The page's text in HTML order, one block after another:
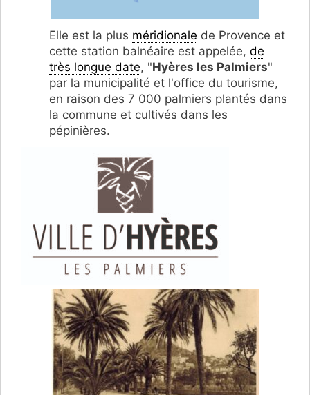
Elle est la plus méridionale de Provence et
cette station balnéaire est appelée, de
très longue date, "Hyères les Palmiers"
par la municipalité et l'office du tourisme,
en raison des 7 000 palmiers plantés dans
la commune et cultivés dans les
pépinières.